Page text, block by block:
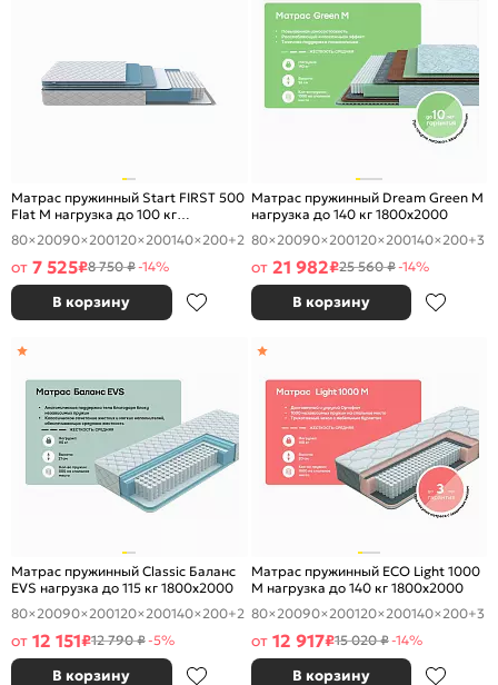
Матрас пружинный Start FIRST 500
Flat M нагрузка до 100 кг
1800x2000
80×20090×200120×200140×200+2
от 7 525₽8 750 ₽-14%
В корзину
Матрас пружинный Dream Green M
нагрузка до 140 кг 1800x2000
80×20090×200120×200140×200+3
от 21 982₽25 560 ₽-14%
В корзину
Матрас пружинный Classic Баланс
EVS нагрузка до 115 кг 1800x2000
80×20090×200120×200140×200+2
от 12 151₽12 790 ₽-5%
В корзину
Матрас пружинный ECO Light 1000
M нагрузка до 140 кг 1800x2000
80×20090×200120×200140×200+3
от 12 917₽15 020 ₽-14%
В корзину